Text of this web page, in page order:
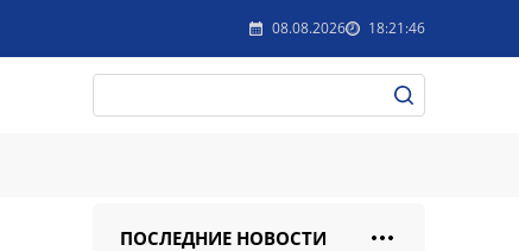
08.08.2026 18:21:46
ПОСЛЕДНИЕ НОВОСТИ